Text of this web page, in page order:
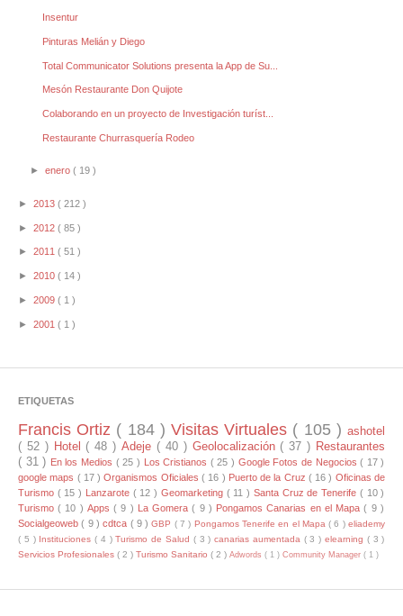
Insentur
Pinturas Melián y Diego
Total Communicator Solutions presenta la App de Su...
Mesón Restaurante Don Quijote
Colaborando en un proyecto de Investigación turíst...
Restaurante Churrasquería Rodeo
►enero( 19 )
► 2013 ( 212 )
► 2012 ( 85 )
► 2011 ( 51 )
► 2010 ( 14 )
► 2009 ( 1 )
► 2001 ( 1 )
ETIQUETAS
Francis Ortiz ( 184 )Visitas Virtuales ( 105 )ashotel
( 52 ) Hotel ( 48 )Adeje ( 40 ) Geolocalización ( 37 ) Restaurantes
( 31 ) En los Medios ( 25 ) Los Cristianos ( 25 ) Google Fotos de Negocios( 17 )
google maps ( 17 )Organismos Oficiales ( 16 ) Puerto de la Cruz ( 16 ) Oficinas de
Turismo ( 15 ) Lanzarote ( 12 ) Geomarketing ( 11 ) Santa Cruz de Tenerife ( 10 )
Turismo( 10 ) Apps( 9 ) La Gomera( 9 ) Pongamos Canarias en el Mapa( 9 )
Socialgeoweb( 9 )cdtca ( 9 )GBP ( 7 ) Pongamos Tenerife en el Mapa( 6 )eliademy
( 5 ) Instituciones( 4 )Turismo de Salud ( 3 )canarias aumentada ( 3 ) elearning ( 3 )
Servicios Profesionales ( 2 ) Turismo Sanitario ( 2 ) Adwords ( 1 ) Community Manager ( 1 )